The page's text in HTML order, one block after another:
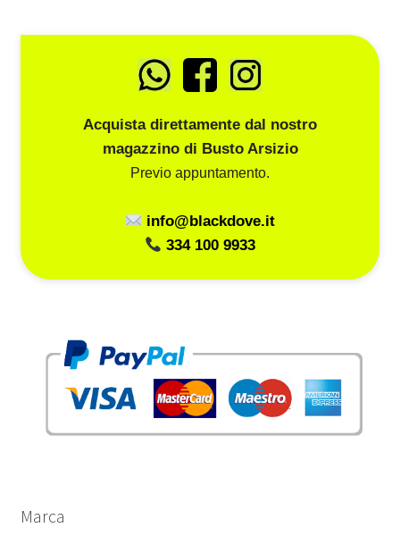
Acquista direttamente dal nostro
magazzino di Busto Arsizio
Previo appuntamento.
info@blackdove.it
334 100 9933
Marca